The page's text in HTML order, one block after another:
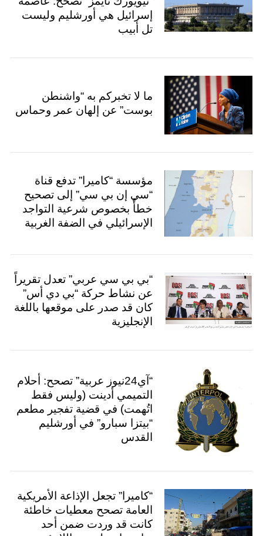
إسرائيل هي أورشليم وليست
تل أبيب
ما لا تخبركم به “واشنطن
بوست” عن إلهان عمر وحماس
مؤسسة “كاميرا” تدفع قناة
“سي إن بي سي” إلى تصحيح
خطأً بخصوص شرعية التواجد
الإسرائيلي في الضفة الغربية
“بي بي سي عربي” تعدل تقريراً
عن نشاط حركة “بي دي أس”
كان قد صدر على موقعها باللغة
الإنجليزية
“آي24نيوز عربية” تصحح: أحلام
التميمي أدينت (وليس فقط
اتُهمت) في قضية تفجير مطعم
“بيتزا سبارو” في أورشليم
القدس
“كاميرا” تجعل الإذاعة الأمريكية
العامة تصحح معطيات خاطئة
كانت قد وردت ضمن أحد
S